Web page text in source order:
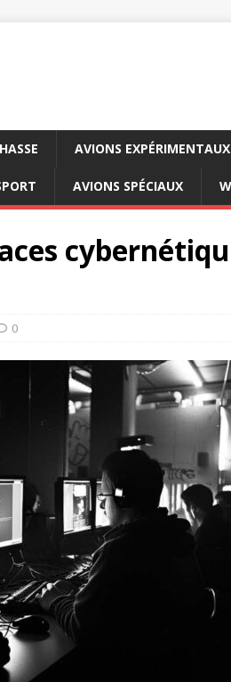
AVIONS EXPÉRIMENTAUX
AVIONS SPÉCIAUX
0